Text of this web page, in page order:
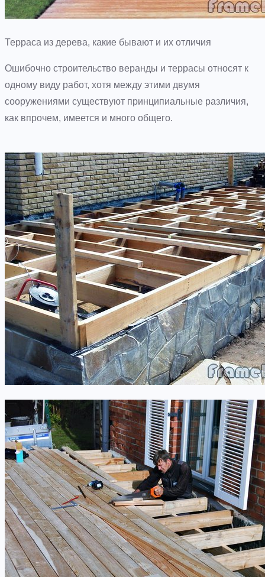
Терраса из дерева, какие бывают и их отличия
Ошибочно строительство веранды и террасы относят к
одному виду работ, хотя между этими двумя
сооружениями существуют принципиальные различия,
как впрочем, имеется и много общего.